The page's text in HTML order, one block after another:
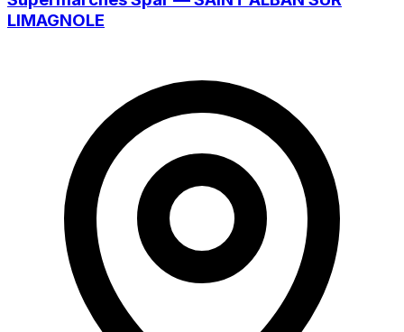
LIMAGNOLE